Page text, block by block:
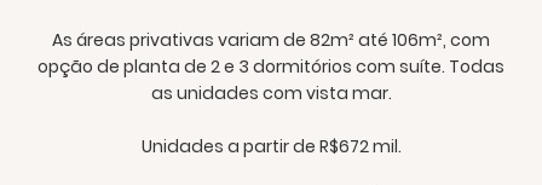
As áreas privativas variam de 82m² até 106m², com
opção de planta de 2 e 3 dormitórios com suíte. Todas
as unidades com vista mar.
Unidades a partir de R$672 mil.